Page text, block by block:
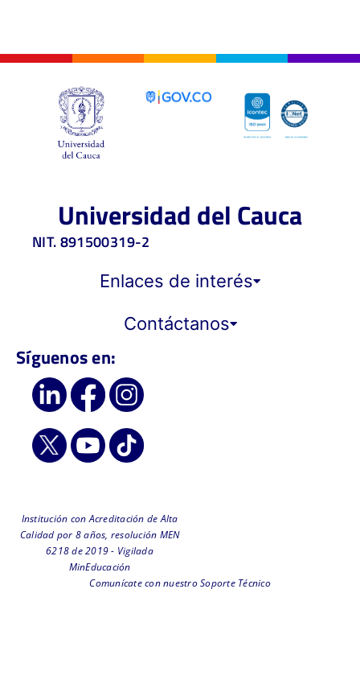
Universidad del Cauca
NIT. 891500319-2
Enlaces de interés
Contáctanos
Síguenos en:
Institución con Acreditación de Alta
Calidad por 8 años, resolución MEN
6218 de 2019 - Vigilada
MinEducación
Comunícate con nuestro Soporte Técnico